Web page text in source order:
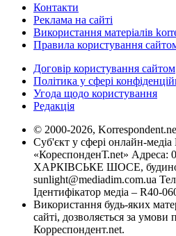
Контакти
Реклама на сайті
Використання матеріалів
Правила користування
Договір користування сайтом
Політика у сфері
Угода щодо користування
Редакція
© 2000-2026,
Суб'єкт у сфері онлайн-
«КореспонденТ.net» Адреса:
ХАРКІВСЬКЕ ШОСЕ,
sunlight@mediadim.com.ua
Ідентифікатор медіа – R40-
Використання будь-яких
сайті, дозволяється за умови
Корреспондент.net.